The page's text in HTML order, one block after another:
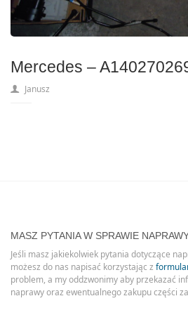
Mercedes –
Janusz
MASZ PYTANIA W SPRAWIE
Jeśli masz jakiekolwiek pytania dotyczące
możesz do nas napisać korzystając z
problem, a my oddzwonimy aby przekazać
naprawy oraz ewentualnego zakupu części